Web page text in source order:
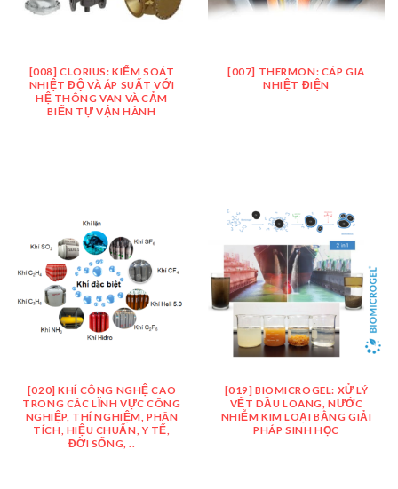
[008] CLORIUS: KIỂM SOÁT
NHIỆT ĐỘ VÀ ÁP SUẤT VỚI
HỆ THÔNG VAN VÀ CẢM
BIẾN TỰ VẬN HÀNH
[007] THERMON: CÁP GIA
NHIỆT ĐIỆN
[020] KHÍ CÔNG NGHỆ CAO
TRONG CÁC LĨNH VỰC CÔNG
NGHIỆP, THÍ NGHIỆM, PHÂN
TÍCH, HIỆU CHUẨN, Y TẾ,
ĐỜI SỐNG, ..
[019] BIOMICROGEL: XỬ LÝ
VẾT DẦU LOANG, NƯỚC
NHIỄM KIM LOẠI BẰNG GIẢI
PHÁP SINH HỌC